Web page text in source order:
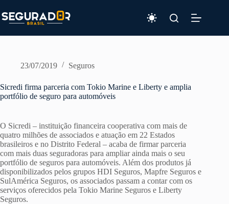
para
o
23/07/2019 Seguros
Sicredi firma parceria com Tokio Marine e Liberty e amplia
portfólio de seguro para automóveis
O Sicredi – instituição financeira cooperativa com mais de
quatro milhões de associados e atuação em 22 Estados
brasileiros e no Distrito Federal – acaba de firmar parceria
com mais duas seguradoras para ampliar ainda mais o seu
portfólio de seguros para automóveis. Além dos produtos já
disponibilizados pelos grupos HDI Seguros, Mapfre Seguros e
SulAmérica Seguros, os associados passam a contar com os
serviços oferecidos pela Tokio Marine Seguros e Liberty
Seguros.